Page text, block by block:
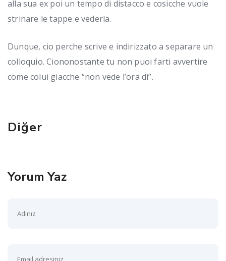
alla sua ex poi un tempo di distacco e cosicche vuole
strinare le tappe e vederla.
Dunque, cio perche scrive e indirizzato a separare un
colloquio. Ciononostante tu non puoi farti avvertire
come colui giacche “non vede l’ora di”.
Diğer
Yorum Yaz